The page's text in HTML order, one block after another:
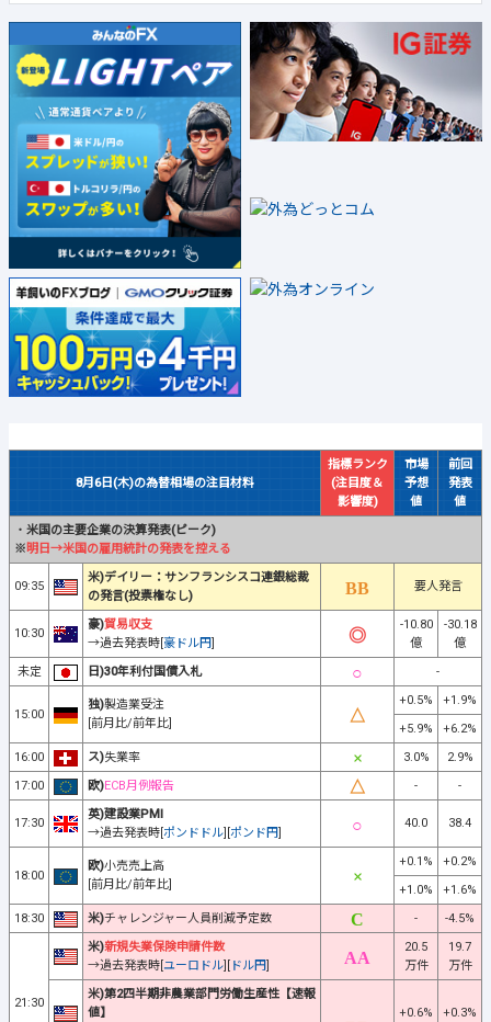
8月6日(木)の為替相場の注目材料
指標ランク
(注目度＆
影響度)
市場
予想
値
前回
発表
値
・ 米国の主要企業の決算発表(ピーク)
※明日→米国の雇用統計の発表を控える
09:35
米)デイリー：サンフランシスコ連銀総裁
の発言(投票権なし)
要人発言
10:30
豪)貿易収支
→過去発表時[豪ドル円]
-10.80
億
-30.18
億
未定
日)30年利付国債入札 -
15:00
独)製造業受注
[前月比/前年比]
+0.5%
+1.9%
+5.9%
+6.2%
16:00
ス)失業率 3.0%
2.9%
17:00
欧)ECB月例報告 - -
17:30
英)建設業PMI
→過去発表時[ポンドドル][ポンド円]
40.0 38.4
18:00
欧)小売売上高
[前月比/前年比]
+0.1%
+0.2%
+1.0%
+1.6%
18:30
米)チャレンジャー人員削減予定数 - -4.5%
21:30
米)新規失業保険申請件数
→過去発表時[ユーロドル][ ドル円]
20.5
万件
19.7
万件
米)第2四半期非農業部門労働生産性【速報
値】
+0.6% +0.3%